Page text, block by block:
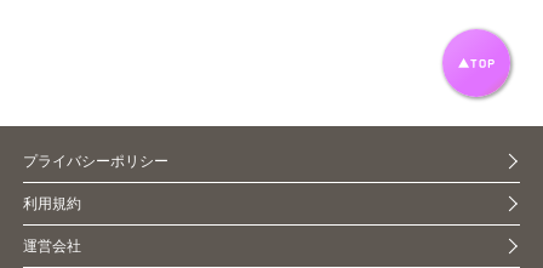
プライバシーポリシー
利用規約
運営会社